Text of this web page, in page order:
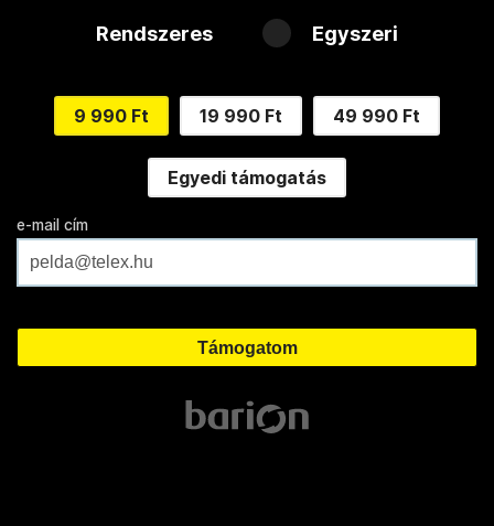
Rendszeres Egyszeri
9 990 Ft 19 990 Ft 49 990 Ft
Egyedi támogatás
e-mail cím